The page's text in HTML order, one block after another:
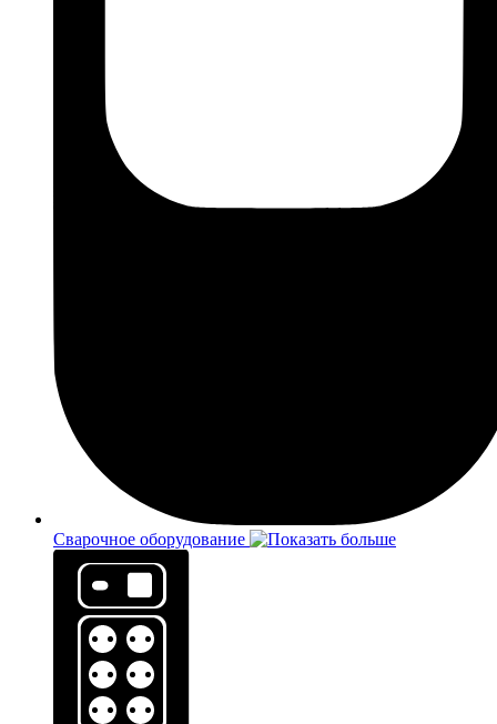
Сварочное оборудование